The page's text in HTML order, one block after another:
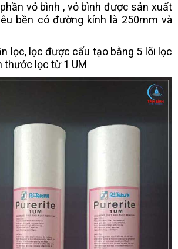
vỏ bình , vỏ bình được sản xuất
bền có đường kính là 250mm và
lọc, lọc được cấu tạo bằng 5 lõi lọc
thước lọc từ 1 UM